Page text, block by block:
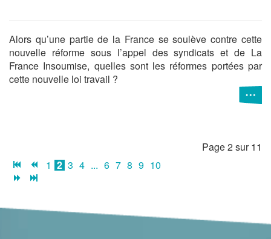
Alors qu’une partie de la France se soulève contre cette
nouvelle réforme sous l’appel des syndicats et de La
France Insoumise, quelles sont les réformes portées par
cette nouvelle loi travail ?
Page 2 sur 11
1 2 3 4 ... 6 7 8 9 10